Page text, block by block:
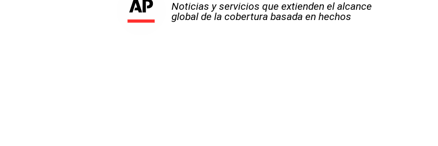
Noticias y servicios que extienden el alcance
global de la cobertura basada en hechos